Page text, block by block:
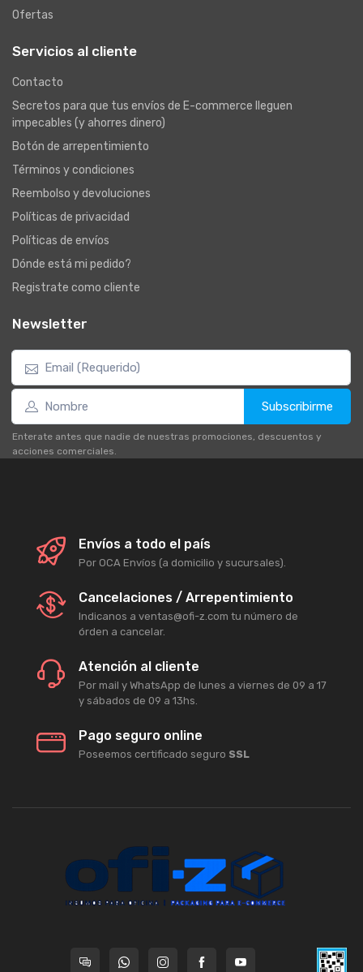
Ofertas
Servicios al cliente
Contacto
Secretos para que tus envíos de E-commerce lleguen
impecables (y ahorres dinero)
Botón de arrepentimiento
Términos y condiciones
Reembolso y devoluciones
Políticas de privacidad
Políticas de envíos
Dónde está mi pedido?
Registrate como cliente
Newsletter
Subscribirme
Enterate antes que nadie de nuestras promociones, descuentos y
acciones comerciales.
Envíos a todo el país
Por OCA Envíos (a domicilio y sucursales).
Cancelaciones / Arrepentimiento
Indicanos a ventas@ofi-z.com tu número de
órden a cancelar.
Atención al cliente
Por mail y WhatsApp de lunes a viernes de 09 a 17
y sábados de 09 a 13hs.
Pago seguro online
Poseemos certificado seguro SSL